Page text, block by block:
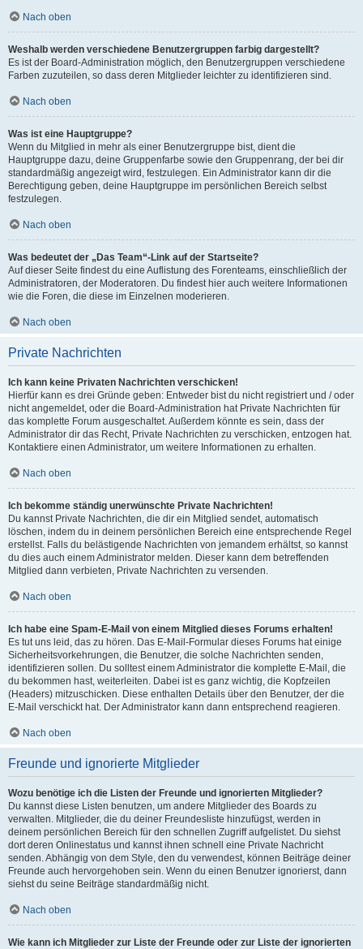
Nach oben
Weshalb werden verschiedene Benutzergruppen farbig dargestellt?
Es ist der Board-Administration möglich, den Benutzergruppen verschiedene
Farben zuzuteilen, so dass deren Mitglieder leichter zu identifizieren sind.
Nach oben
Was ist eine Hauptgruppe?
Wenn du Mitglied in mehr als einer Benutzergruppe bist, dient die
Hauptgruppe dazu, deine Gruppenfarbe sowie den Gruppenrang, der bei dir
standardmäßig angezeigt wird, festzulegen. Ein Administrator kann dir die
Berechtigung geben, deine Hauptgruppe im persönlichen Bereich selbst
festzulegen.
Nach oben
Was bedeutet der „Das Team“-Link auf der Startseite?
Auf dieser Seite findest du eine Auflistung des Forenteams, einschließlich der
Administratoren, der Moderatoren. Du findest hier auch weitere Informationen
wie die Foren, die diese im Einzelnen moderieren.
Nach oben
Private Nachrichten
Ich kann keine Privaten Nachrichten verschicken!
Hierfür kann es drei Gründe geben: Entweder bist du nicht registriert und / oder
nicht angemeldet, oder die Board-Administration hat Private Nachrichten für
das komplette Forum ausgeschaltet. Außerdem könnte es sein, dass der
Administrator dir das Recht, Private Nachrichten zu verschicken, entzogen hat.
Kontaktiere einen Administrator, um weitere Informationen zu erhalten.
Nach oben
Ich bekomme ständig unerwünschte Private Nachrichten!
Du kannst Private Nachrichten, die dir ein Mitglied sendet, automatisch
löschen, indem du in deinem persönlichen Bereich eine entsprechende Regel
erstellst. Falls du belästigende Nachrichten von jemandem erhältst, so kannst
du dies auch einem Administrator melden. Dieser kann dem betreffenden
Mitglied dann verbieten, Private Nachrichten zu versenden.
Nach oben
Ich habe eine Spam-E-Mail von einem Mitglied dieses Forums erhalten!
Es tut uns leid, das zu hören. Das E-Mail-Formular dieses Forums hat einige
Sicherheitsvorkehrungen, die Benutzer, die solche Nachrichten senden,
identifizieren sollen. Du solltest einem Administrator die komplette E-Mail, die
du bekommen hast, weiterleiten. Dabei ist es ganz wichtig, die Kopfzeilen
(Headers) mitzuschicken. Diese enthalten Details über den Benutzer, der die
E-Mail verschickt hat. Der Administrator kann dann entsprechend reagieren.
Nach oben
Freunde und ignorierte Mitglieder
Wozu benötige ich die Listen der Freunde und ignorierten Mitglieder?
Du kannst diese Listen benutzen, um andere Mitglieder des Boards zu
verwalten. Mitglieder, die du deiner Freundesliste hinzufügst, werden in
deinem persönlichen Bereich für den schnellen Zugriff aufgelistet. Du siehst
dort deren Onlinestatus und kannst ihnen schnell eine Private Nachricht
senden. Abhängig von dem Style, den du verwendest, können Beiträge deiner
Freunde auch hervorgehoben sein. Wenn du einen Benutzer ignorierst, dann
siehst du seine Beiträge standardmäßig nicht.
Nach oben
Wie kann ich Mitglieder zur Liste der Freunde oder zur Liste der ignorierten